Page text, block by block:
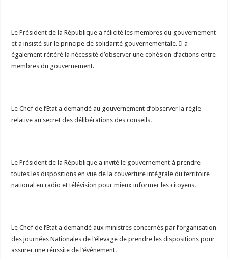
Le Président de la République a félicité les membres du gouvernement
et a insisté sur le principe de solidarité gouvernementale. Il a
également réitéré la nécessité d’observer une cohésion d’actions entre
membres du gouvernement.
Le Chef de l’Etat a demandé au gouvernement d’observer la règle
relative au secret des délibérations des conseils.
Le Président de la République a invité le gouvernement à prendre
toutes les dispositions en vue de la couverture intégrale du territoire
national en radio et télévision pour mieux informer les citoyens.
Le Chef de l’Etat a demandé aux ministres concernés par l’organisation
des journées Nationales de l’élevage de prendre les dispositions pour
assurer une réussite de l’évènement.